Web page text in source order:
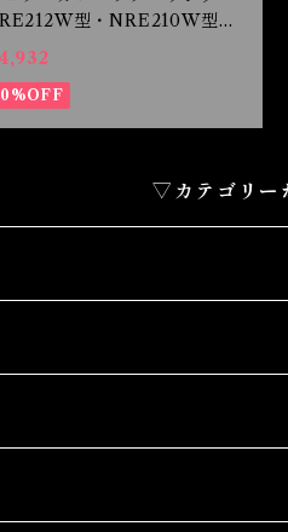
型・NRE210W型
R4.9 ドアカップ保護フ
ルム
▽カテゴリー